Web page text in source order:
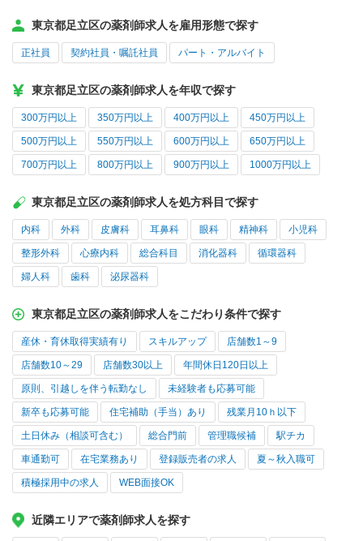
東京都足立区の薬剤師求人を雇用形態で探す
正社員 契約社員・嘱託社員 パート・アルバイト
東京都足立区の薬剤師求人を年収で探す
300万円以上 350万円以上 400万円以上 450万円以上
500万円以上 550万円以上 600万円以上 650万円以上
700万円以上 800万円以上 900万円以上 1000万円以上
東京都足立区の薬剤師求人を処方科目で探す
内科 外科 皮膚科 耳鼻科 眼科 精神科 小児科
整形外科 心療内科 総合科目 消化器科 循環器科
婦人科 歯科 泌尿器科
東京都足立区の薬剤師求人をこだわり条件で探す
産休・育休取得実績有り スキルアップ 店舗数1～9
店舗数10～29 店舗数30以上 年間休日120日以上
原則、引越しを伴う転勤なし 未経験者も応募可能
新卒も応募可能 住宅補助（手当）あり 残業月10ｈ以下
土日休み（相談可含む） 総合門前 管理職候補 駅チカ
車通勤可 在宅業務あり 登録販売者の求人 夏～秋入職可
積極採用中の求人 WEB面接OK
近隣エリアで薬剤師求人を探す